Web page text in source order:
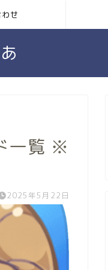
せ
一覧 ※
2025年5月22日